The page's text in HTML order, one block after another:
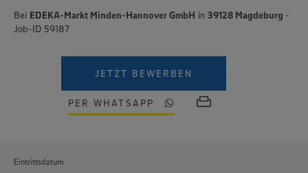
Bei EDEKA-Markt Minden-Hannover GmbH in 39128 Magdeburg -
Job-ID 59187
JETZT BEWERBEN
PER WHATSAPP
Eintrittsdatum